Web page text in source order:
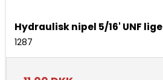
Hydraulisk nipel 5/16' UNF lige
1287